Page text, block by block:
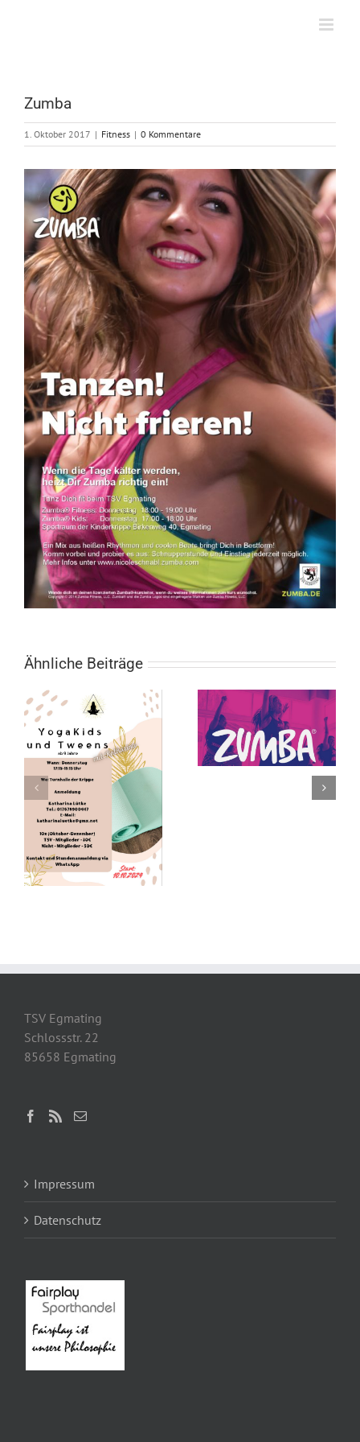
Zumba
1. Oktober 2017 | Fitness | 0 Kommentare
Zeige
grösseres
Bild
Ähnliche Beiträge
Zumba auch für
Nichtmitglieder
Faszien-
Herbstkurs
TSV Egmating
Schlossstr. 22
85658 Egmating
Impressum
Datenschutz